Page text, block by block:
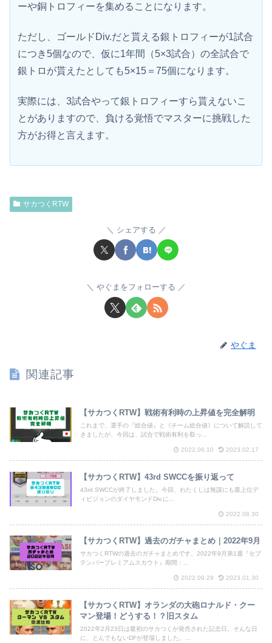
ーや銅トロフィーを集めることになります。
ただし、ゴールドDiv.だと貰える銀トロフィーが1試合
につき5個なので、仮に1年間（5×3試合）の全試合で
銀トロが貰えたとしても5×15＝75個になります。
実際には、3試合やって銀トロフィーすら貰えないこ
とがありますので、負ける覚悟でマスターに挑戦した
方がお得と言えます。
サカつくRTW
シェアする
やぐまをフォローする
やぐま
関連記事
【サカつくRTW】戦術有利時の上昇値を完全解明
これまで、選手の『総合値』と《チーム総合値》について解説して
きましたが、今回は、試合で戦術有利を取っ...
2022.06.10 2023.02.17
【サカつくRTW】43rd SWCCを振り返って
43rd SWCCが終了しました。今回、わたくしは無謀にも最上位デ
ィビジョンのダイヤモンドDiv.に...
2022.08.30
【サカつくRTW】過去のガチャまとめ｜2022年9月
サカつくRTWの過去のガチャまとめです。2022年9月第1週『セプ
テンバープレミアムスカウト』期間：...
2022.09.29 2023.01.30
【サカつくRTW】オランダの大砲ロナルド・クー
マン登場！どうする！？旧スタム
2022年2月23日は最初のサカつくが発売された記念日。そんな日
に、とんでもないDFが登場しました。...